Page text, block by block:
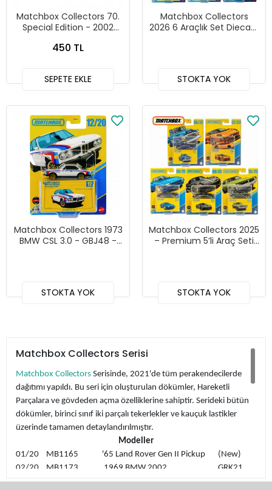
Matchbox Collectors 70.
Special Edition - 2002
450 TL
SEPETE EKLE
Matchbox Collectors
2026 6 Araçlık Set Diecast
STOKTA YOK
Matchbox Collectors 1973
BMW CSL 3.0 - GBJ48 -
STOKTA YOK
Matchbox Collectors 2025
– Premium 5’li Araç Seti
STOKTA YOK
Matchbox Collectors Serisi
Matchbox Collectors Serisinde, 2021'de tüm perakendecilerde
dağıtımı yapıldı. Bu seri için oluşturulan dökümler, Hareketli
Parçalara ve gövdeden açma özelliklerine sahiptir. Serideki bütün
dökümler, birinci sınıf iki parçalı tekerlekler ve kauçuk lastikler
üzerinde tamamen detaylandırılmıştır.
Modeller
01/20 MB1165 '65 Land Rover Gen II Pickup (New)
02/20 MB1173 1969 BMW 2002 GRK21
03/20 MB1143 1963 Chevy C/10 Pickup GRK22